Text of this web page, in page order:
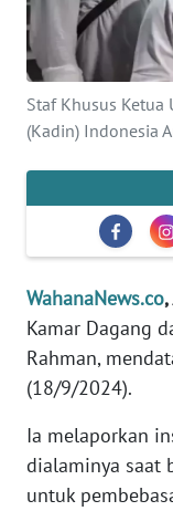
Staf Khusus Ketua
(Kadin) Indonesia
WahanaNews.co
Kamar Dagang
Rahman,
(18/9/2024).
Ia melaporkan
dialaminya saat
untuk
INTERNASIONAL
SERBA-SERBI
PENDIDIKAN
OLAHRAGA
OPINI
EDITORIAL
INDEKS
BERITA